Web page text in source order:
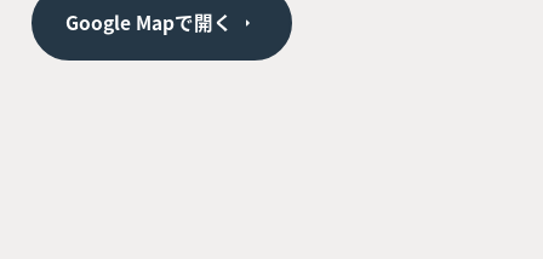
Google Mapで開く